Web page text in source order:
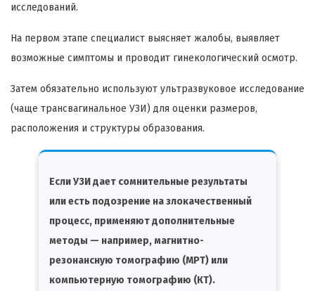
исследований.
На первом этапе специалист выясняет жалобы, выявляет
возможные симптомы и проводит гинекологический осмотр.
Затем обязательно используют ультразвуковое исследование
(чаще трансвагинальное УЗИ) для оценки размеров,
расположения и структуры образования.
Если УЗИ дает сомнительные результаты
или есть подозрение на злокачественный
процесс, применяют дополнительные
методы — например, магнитно-
резонансную томографию (МРТ) или
компьютерную томографию (КТ).